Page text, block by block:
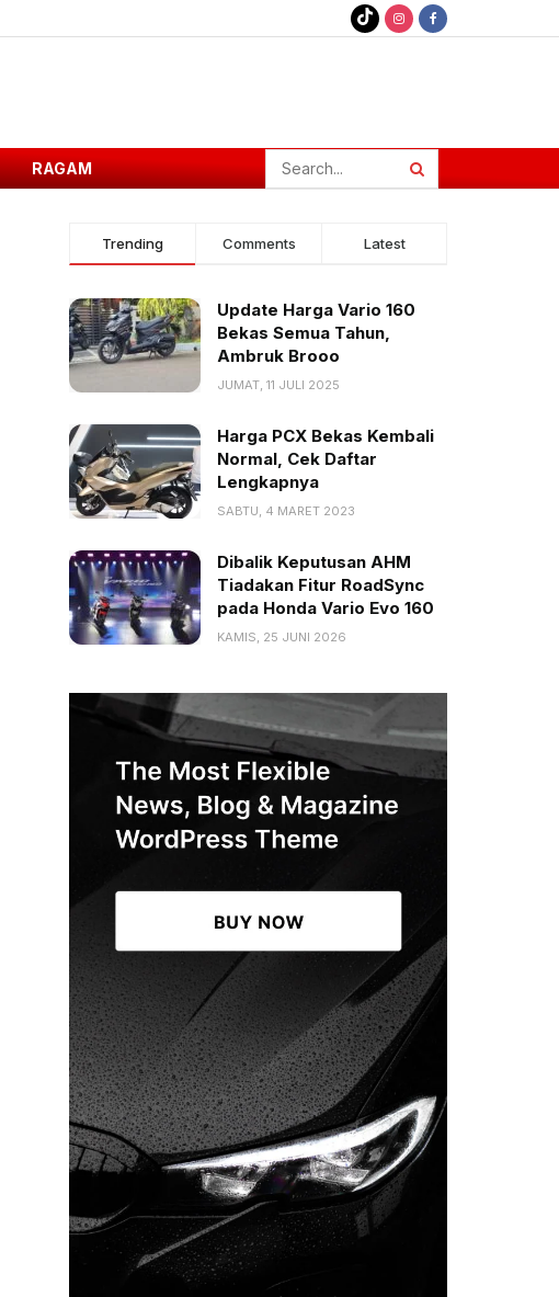
RAGAM
Trending Comments Latest
Update Harga Vario 160
Bekas Semua Tahun,
Ambruk Brooo
JUMAT, 11 JULI 2025
Harga PCX Bekas Kembali
Normal, Cek Daftar
Lengkapnya
SABTU, 4 MARET 2023
Dibalik Keputusan AHM
Tiadakan Fitur RoadSync
pada Honda Vario Evo 160
KAMIS, 25 JUNI 2026